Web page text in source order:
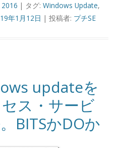
| タグ: Windows Update,
年1月12日 | 投稿者: プチSE
updateを
ス・サービ
BITSかDOか